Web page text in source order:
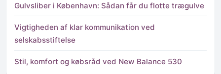
Gulvsliber i København: Sådan får du flotte trægulve
Vigtigheden af klar kommunikation ved
selskabsstiftelse
Stil, komfort og købsråd ved New Balance 530